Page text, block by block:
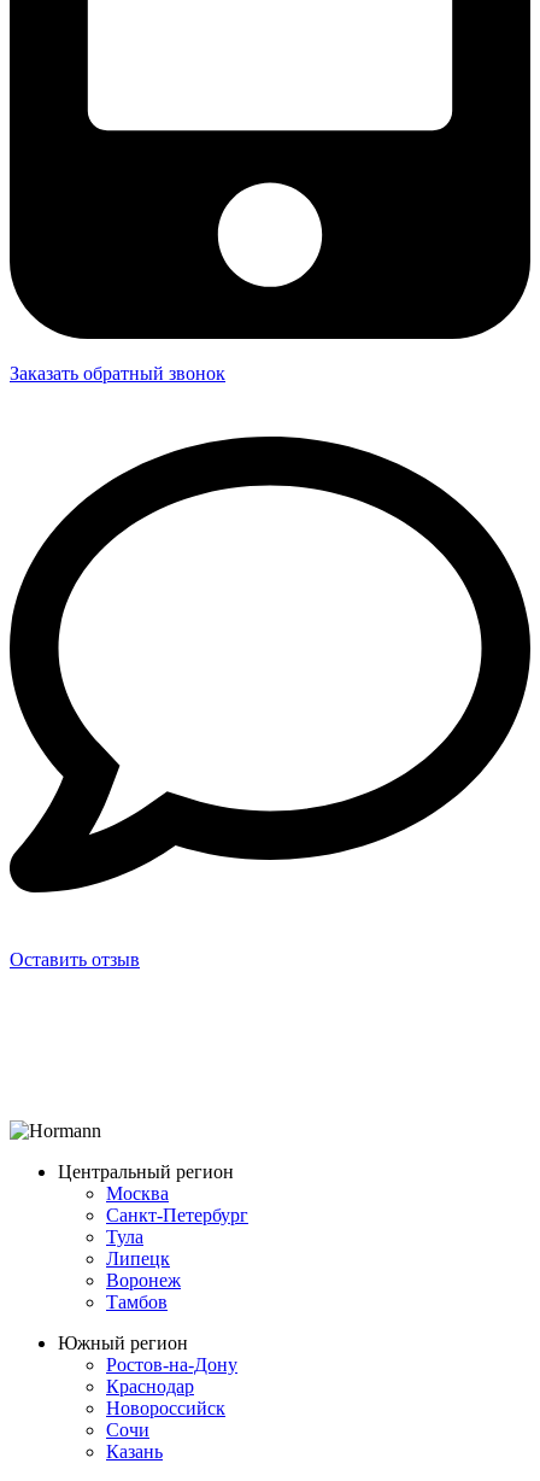
Заказать обратный звонок
Оставить отзыв
Центральный регион
Москва
Санкт-Петербург
Тула
Липецк
Воронеж
Тамбов
Южный регион
Ростов-на-Дону
Краснодар
Новороссийск
Сочи
Казань